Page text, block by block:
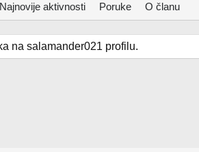
Najnovije aktivnosti Poruke O članu
na salamander021 profilu.